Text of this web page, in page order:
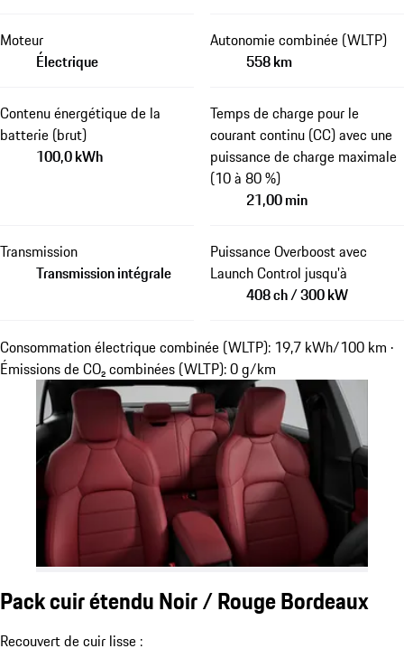
Moteur
Électrique
Autonomie combinée (WLTP)
558 km
Contenu énergétique de la
batterie (brut)
100,0 kWh
Temps de charge pour le
courant continu (CC) avec une
puissance de charge maximale
(10 à 80 %)
21,00 min
Transmission
Transmission intégrale
Puissance Overboost avec
Launch Control jusqu'à
408 ch / 300 kW
Consommation électrique combinée (WLTP): 19,7 kWh/100 km ·
Émissions de CO₂ combinées (WLTP): 0 g/km
Pack cuir étendu Noir / Rouge Bordeaux
Recouvert de cuir lisse :